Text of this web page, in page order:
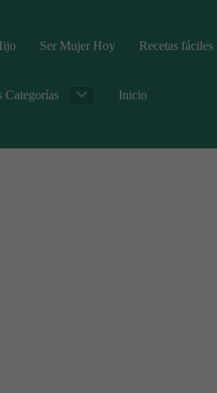
Ser Mujer Hoy Recetas fáciles
Categorías Inicio